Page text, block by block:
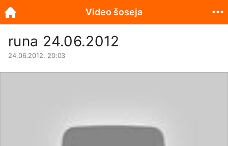
runa 24.06.2012
24.06.2012. 20:03
Video šoseja